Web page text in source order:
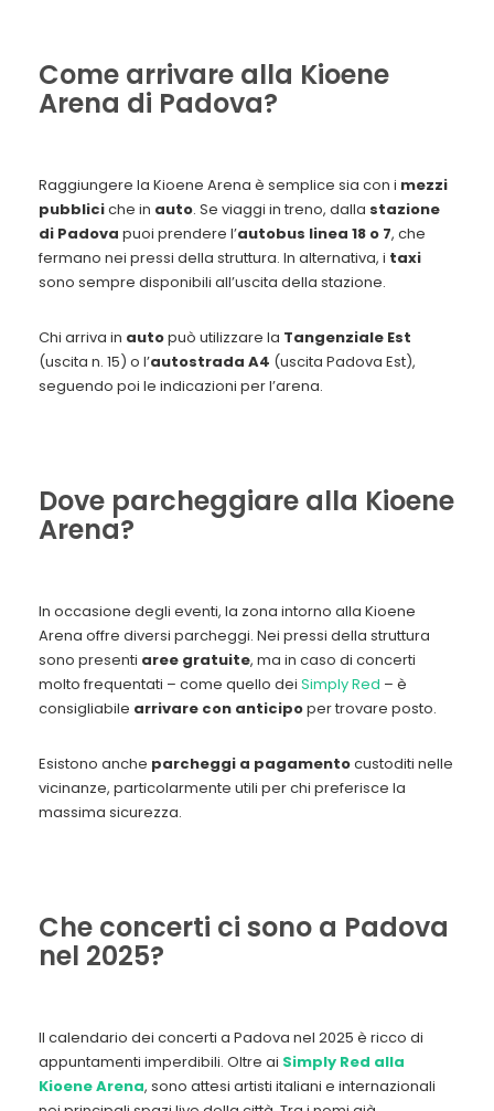
Come arrivare alla Kioene
Arena di Padova?
Raggiungere la Kioene Arena è semplice sia con i mezzi
pubbliciche in auto. Se viaggi in treno, dalla stazione
di Padova puoi prendere l’autobus linea 18 o 7, che
fermano nei pressi della struttura. In alternativa, i taxi
sono sempre disponibili all’uscita della stazione.
Chi arriva in autopuò utilizzare la Tangenziale Est
(uscita n. 15) o l’autostrada A4 (uscita Padova Est),
seguendo poi le indicazioni per l’arena.
Dove parcheggiare alla Kioene
Arena?
In occasione degli eventi, la zona intorno alla Kioene
Arena offre diversi parcheggi. Nei pressi della struttura
sono presenti aree gratuite, ma in caso di concerti
molto frequentati – come quello dei Simply Red – è
consigliabile arrivare con anticipoper trovare posto.
Esistono anche parcheggi a pagamentocustoditi nelle
vicinanze, particolarmente utili per chi preferisce la
massima sicurezza.
Che concerti ci sono a Padova
nel 2025?
Il calendario dei concerti a Padova nel 2025 è ricco di
appuntamenti imperdibili. Oltre ai Simply Red alla
Kioene Arena, sono attesi artisti italiani e internazionali